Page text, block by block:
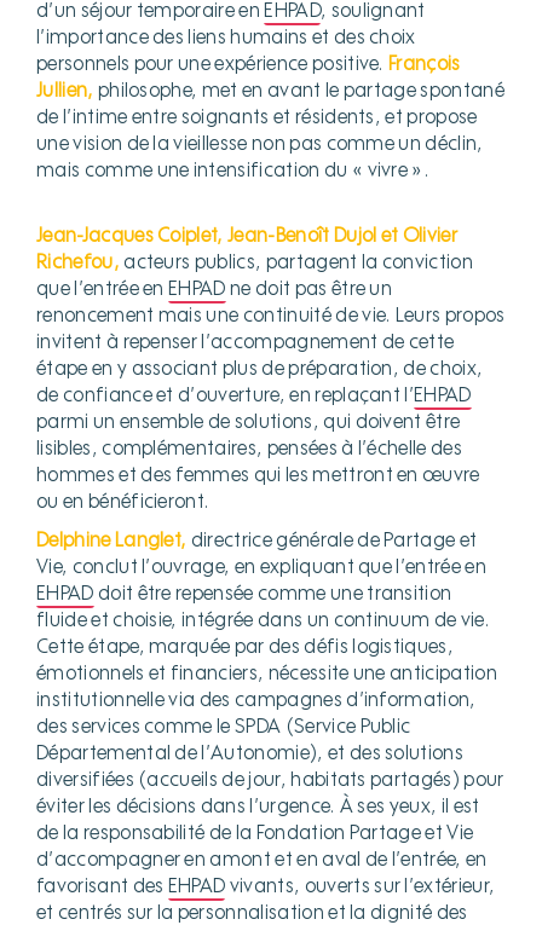
d’un séjour temporaire en EHPAD, soulignant
l’importance des liens humains et des choix
personnels pour une expérience positive. François
Jullien, philosophe, met en avant le partage spontané
de l’intime entre soignants et résidents, et propose
une vision de la vieillesse non pas comme un déclin,
mais comme une intensification du « vivre ».
Jean-Jacques Coiplet, Jean-Benoît Dujol et Olivier
Richefou, acteurs publics, partagent la conviction
que l’entrée en EHPAD ne doit pas être un
renoncement mais une continuité de vie. Leurs propos
invitent à repenser l’accompagnement de cette
étape en y associant plus de préparation, de choix,
de confiance et d’ouverture, en replaçant l’EHPAD
parmi un ensemble de solutions, qui doivent être
lisibles, complémentaires, pensées à l’échelle des
hommes et des femmes qui les mettront en œuvre
ou en bénéficieront.
Delphine Langlet, directrice générale de Partage et
Vie, conclut l’ouvrage, en expliquant que l’entrée en
EHPAD doit être repensée comme une transition
fluide et choisie, intégrée dans un continuum de vie.
Cette étape, marquée par des défis logistiques,
émotionnels et financiers, nécessite une anticipation
institutionnelle via des campagnes d’information,
des services comme le SPDA (Service Public
Départemental de l’Autonomie), et des solutions
diversifiées (accueils de jour, habitats partagés) pour
éviter les décisions dans l’urgence. À ses yeux, il est
de la responsabilité de la Fondation Partage et Vie
d’accompagner en amont et en aval de l’entrée, en
favorisant des EHPAD vivants, ouverts sur l’extérieur,
et centrés sur la personnalisation et la dignité des